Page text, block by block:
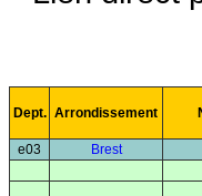
Dept. Arrondissement
e03 Brest